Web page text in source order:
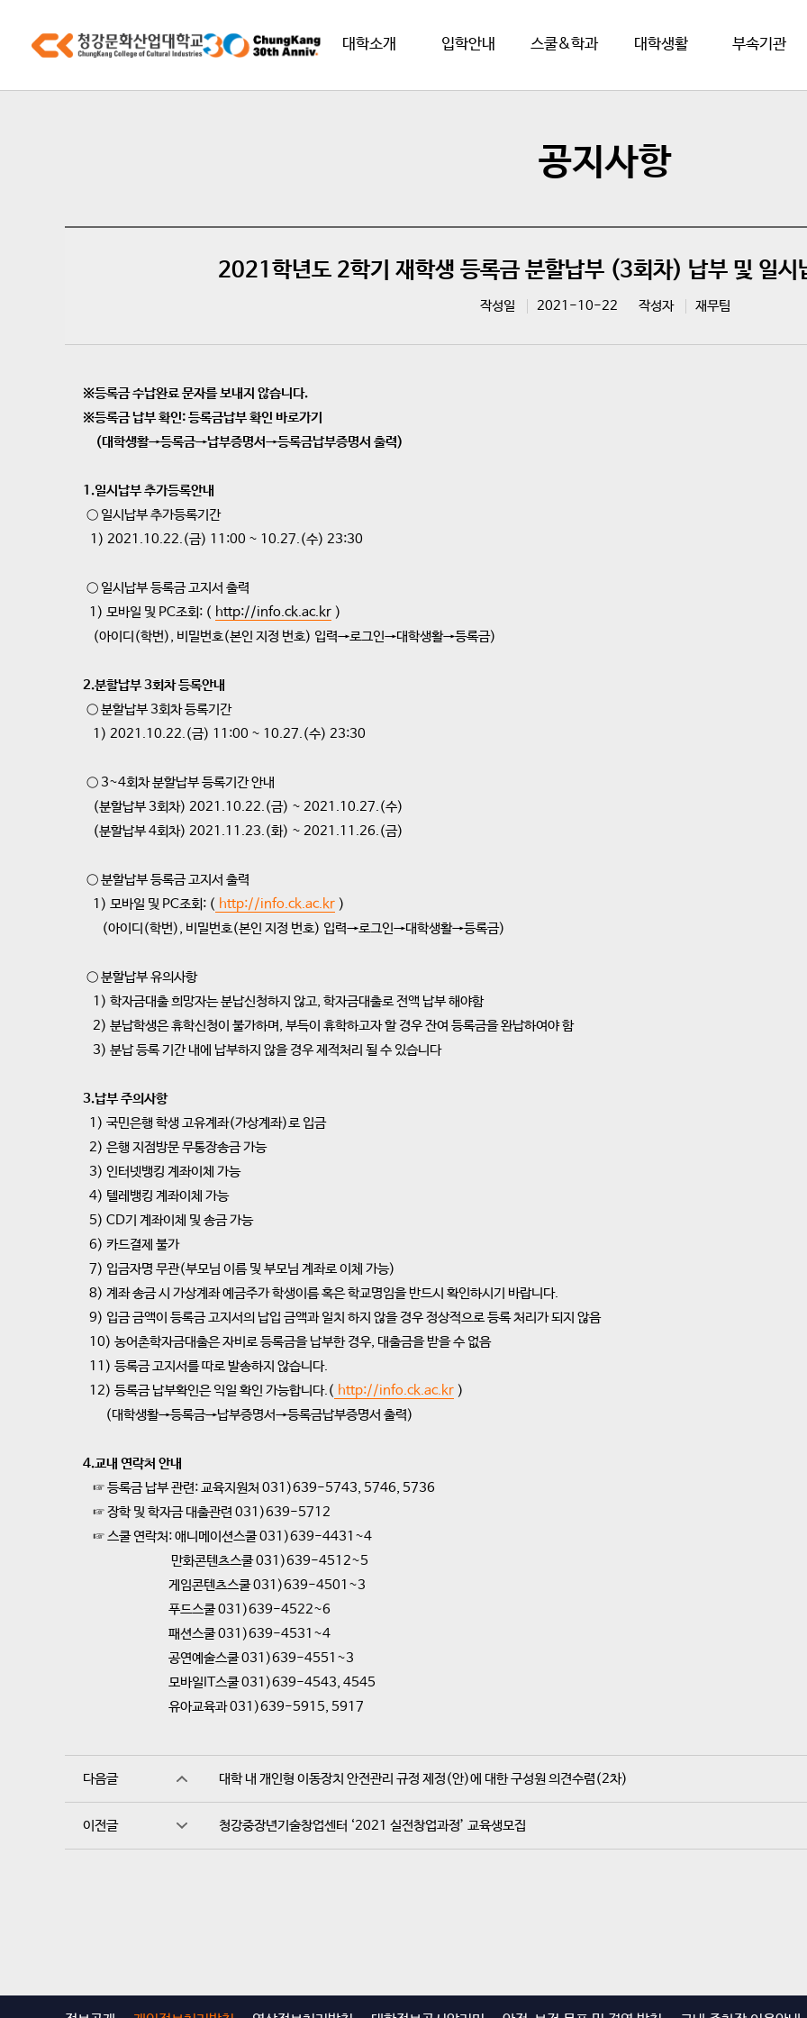
대학소개 입학안내 스쿨&학과 대학생활 부속기관
공지사항
2021학년도 2학기 재학생 등록금 분할납부 (3회차) 납부 및 일시
작성일 2021-10-22 작성자 재무팀
※등록금 수납완료 문자를 보내지 않습니다.
※등록금 납부 확인: 등록금납부 확인 바로가기
(대학생활→등록금→납부증명서→등록금납부증명서 출력)
1.일시납부 추가등록안내
○ 일시납부 추가등록기간
1) 2021.10.22.(금) 11:00 ~ 10.27.(수) 23:30
○ 일시납부 등록금 고지서 출력
1) 모바일 및 PC조회: ( http://info.ck.ac.kr )
(아이디(학번), 비밀번호(본인 지정 번호) 입력→로그인→대학생활→등록금)
2.분할납부 3회차 등록안내
○ 분할납부 3회차 등록기간
1) 2021.10.22.(금) 11:00 ~ 10.27.(수) 23:30
○ 3~4회차 분할납부 등록기간 안내
(분할납부 3회차) 2021.10.22.(금) ~ 2021.10.27.(수)
(분할납부 4회차) 2021.11.23.(화) ~ 2021.11.26.(금)
○ 분할납부 등록금 고지서 출력
1) 모바일 및 PC조회: ( http://info.ck.ac.kr )
(아이디(학번), 비밀번호(본인 지정 번호) 입력→로그인→대학생활→등록금)
○ 분할납부 유의사항
1) 학자금대출 희망자는 분납신청하지 않고, 학자금대출로 전액 납부 해야함
2) 분납학생은 휴학신청이 불가하며, 부득이 휴학하고자 할 경우 잔여 등록금을 완납하여야 함
3) 분납 등록 기간 내에 납부하지 않을 경우 제적처리 될 수 있습니다
3.납부 주의사항
1) 국민은행 학생 고유계좌(가상계좌)로 입금
2) 은행 지점방문 무통장송금 가능
3) 인터넷뱅킹 계좌이체 가능
4) 텔레뱅킹 계좌이체 가능
5) CD기 계좌이체 및 송금 가능
6) 카드결제 불가
7) 입금자명 무관(부모님 이름 및 부모님 계좌로 이체 가능)
8) 계좌 송금 시 가상계좌 예금주가 학생이름 혹은 학교명임을 반드시 확인하시기 바랍니다.
9) 입금 금액이 등록금 고지서의 납입 금액과 일치 하지 않을 경우 정상적으로 등록 처리가 되지 않음
10) 농어촌학자금대출은 자비로 등록금을 납부한 경우, 대출금을 받을 수 없음
11) 등록금 고지서를 따로 발송하지 않습니다.
12) 등록금 납부확인은 익일 확인 가능합니다.( http://info.ck.ac.kr )
(대학생활→등록금→납부증명서→등록금납부증명서 출력)
4.교내 연락처 안내
☞ 등록금 납부 관련: 교육지원처 031)639-5743, 5746, 5736
☞ 장학 및 학자금 대출관련 031)639-5712
☞ 스쿨 연락처: 애니메이션스쿨 031)639-4431~4
만화콘텐츠스쿨 031)639-4512~5
게임콘텐츠스쿨 031)639-4501~3
푸드스쿨 031)639-4522~6
패션스쿨 031)639-4531~4
공연예술스쿨 031)639-4551~3
모바일IT스쿨 031)639-4543, 4545
유아교육과 031)639-5915, 5917
다음글 대학 내 개인형 이동장치 안전관리 규정 제정(안)에 대한 구성원 의견수렴(2차)
이전글 청강중장년기술창업센터 ‘2021 실전창업과정’ 교육생모집